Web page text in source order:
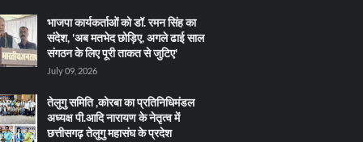
भाजपा कार्यकर्ताओं को डॉ. रमन सिंह का
संदेश, 'अब मतभेद छोड़िए, अगले ढाई साल
संगठन के लिए पूरी ताकत से जुटिए'
July 09, 2026
तेलुगु समिति ,कोरबा का प्रतिनिधिमंडल
अध्यक्ष पी.आदि नारायण के नेतृत्व में
छत्तीसगढ़ तेलुगु महासंघ के प्रदेश